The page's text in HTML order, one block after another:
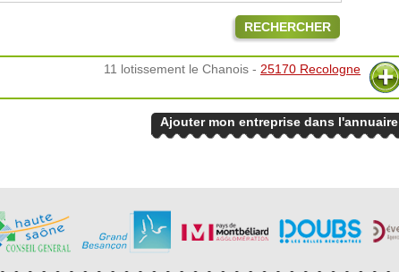
RECHERCHER
11 lotissement le Chanois - 25170 Recologne
Ajouter mon entreprise dans l'annuaire